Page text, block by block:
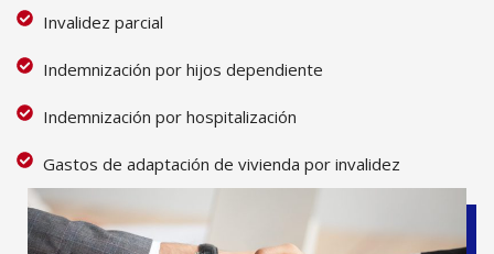
Invalidez parcial
Indemnización por hijos dependiente
Indemnización por hospitalización
Gastos de adaptación de vivienda por invalidez